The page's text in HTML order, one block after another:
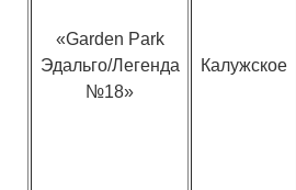
«Garden Park
Эдальго/Легенда
№18»
Калужское